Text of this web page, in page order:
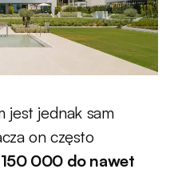
jest jednak sam
on często
000 do nawet